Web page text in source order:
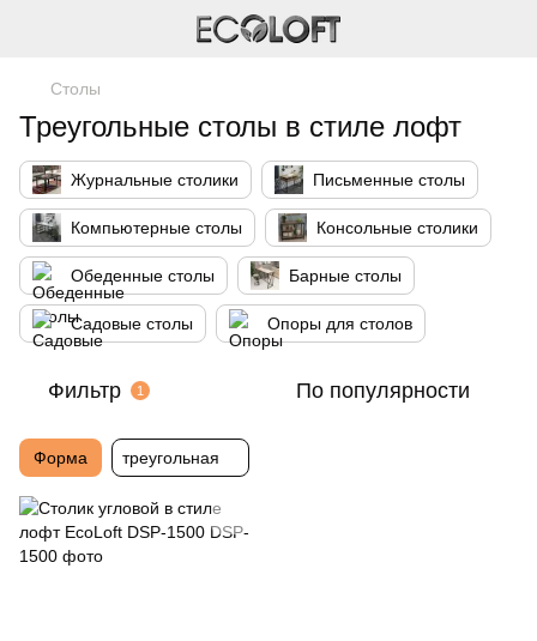
Столы
Треугольные столы в стиле лофт
Журнальные столики Письменные столы
Компьютерные столы Консольные столики
Обеденные столы Барные столы
Садовые столы Опоры для столов
Фильтр 1 По популярности
Форма треугольная